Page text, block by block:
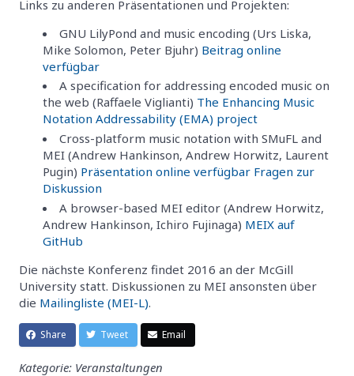
Links zu anderen Präsentationen und Projekten:
GNU LilyPond and music encoding (Urs Liska,
Mike Solomon, Peter Bjuhr) Beitrag online
verfügbar
A specification for addressing encoded music on
the web (Raffaele Viglianti) The Enhancing Music
Notation Addressability (EMA) project
Cross-platform music notation with SMuFL and
MEI (Andrew Hankinson, Andrew Horwitz, Laurent
Pugin) Präsentation online verfügbar Fragen zur
Diskussion
A browser-based MEI editor (Andrew Horwitz,
Andrew Hankinson, Ichiro Fujinaga) MEIX auf
GitHub
Die nächste Konferenz findet 2016 an der McGill
University statt. Diskussionen zu MEI ansonsten über
die Mailingliste (MEI-L).
Share Tweet Email
Kategorie: Veranstaltungen